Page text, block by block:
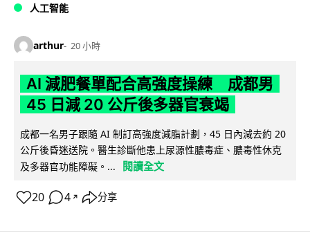
人工智能
arthur 20 小時
AI 減肥餐單配合高強度操練 成都男
45 日減 20 公斤後多器官衰竭
成都一名男子跟隨 AI 制訂高強度減脂計劃，45 日內減去約 20
公斤後昏迷送院。醫生診斷他患上尿源性膿毒症、膿毒性休克
及多器官功能障礙。...
閱讀全文
20 4 ↗ 分享